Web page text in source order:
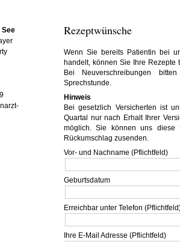
See
Rezeptwünsche
Wenn Sie bereits Patientin bei
handelt, können Sie Ihre
Bei Neuverschreibungen
Sprechstunde.
Hinweis
Bei gesetzlich Versicherten ist
Quartal nur nach Erhalt Ihrer
möglich. Sie können uns diese
Rückumschlag zusenden.
Vor- und Nachname (Pflichtfeld)
Geburtsdatum
Erreichbar unter Telefon
Ihre E-Mail Adresse (Pflichtfeld)